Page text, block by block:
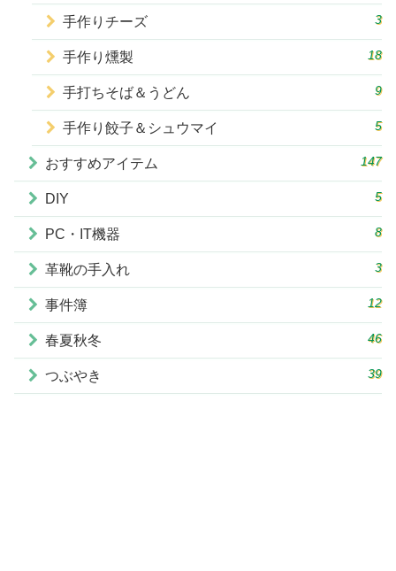
手作りチーズ 3
手作り燻製 18
手打ちそば＆うどん 9
手作り餃子＆シュウマイ 5
おすすめアイテム 147
DIY 5
PC・IT機器 8
革靴の手入れ 3
事件簿 12
春夏秋冬 46
つぶやき 39